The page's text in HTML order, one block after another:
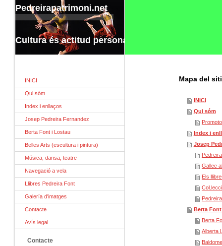
Pedreirapatrimoni.net
Cultura és actitud personal.
Mapa del
INICI
Qui sóm
Index i
Josep
Gallec
Els
Berta
Berta
Alberta
INICI
Qui sóm
Index i enllaços
Josep Pedreira Fernandez
Berta Font i Lostau
Belles Arts (escultura i pintura)
Música, dansa, teatre
Navegació a vela
Llibres Pedreira Font
Galería d'imatges
Contacte
Avís legal
Contacte